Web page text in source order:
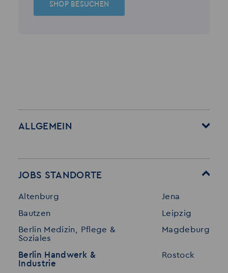
SHOP BESUCHEN
ALLGEMEIN
Für Bewerber
Stellenangebote
Initiativ bewerben
Merkzettel
Standorte
Referenzen
Interne Jobs
JOBS STANDORTE
Altenburg
Bautzen
Berlin Medizin, Pflege &
Soziales
Berlin Handwerk &
Industrie
Jena
Leipzig
Magdeburg
Rostock